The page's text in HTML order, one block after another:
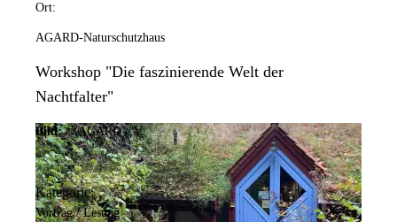
Ort:
AGARD-Naturschutzhaus
Workshop "Die faszinierende Welt der
Nachtfalter"
Bild: © AGARD e.V.
Kategorie:
Vortrag / Lesung